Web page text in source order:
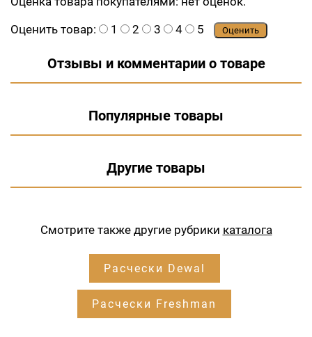
Оценить товар:
1 2 3 4 5 Оценить
Отзывы и комментарии о товаре
Популярные товары
Другие товары
Смотрите также другие рубрики каталога
Расчески Dewal
Расчески Freshman